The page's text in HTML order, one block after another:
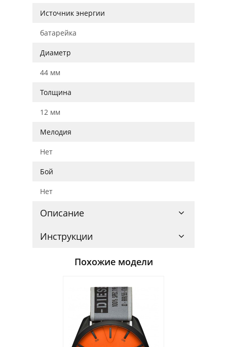
Источник энергии
батарейка
Диаметр
44 мм
Толщина
12 мм
Мелодия
Нет
Бой
Нет
Описание
Инструкции
Похожие модели